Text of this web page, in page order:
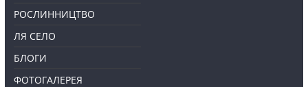
РОСЛИННИЦТВО
ЛЯ СЕЛО
БЛОГИ
ФОТОГАЛЕРЕЯ